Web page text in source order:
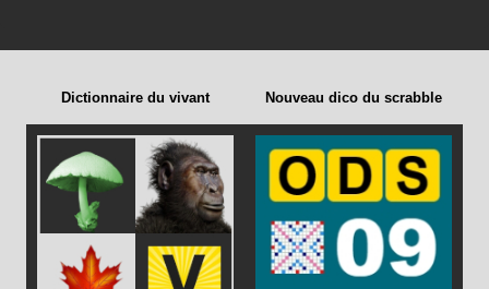
Dictionnaire du vivant Nouveau dico du scrabble